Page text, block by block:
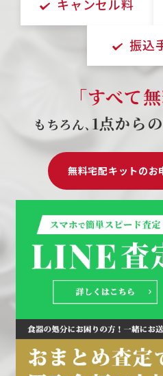
キャンセル料
振込
｢すべて
もちろん､ 1点から
無料宅配キットのお